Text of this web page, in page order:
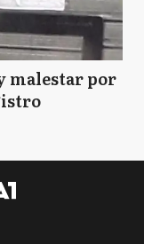
malestar por